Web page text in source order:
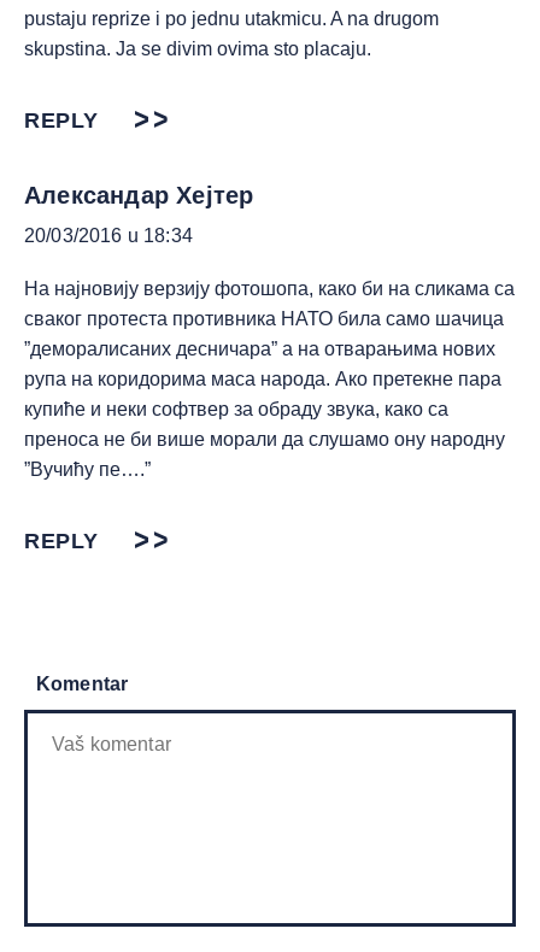
pustaju reprize i po jednu utakmicu. A na drugom
skupstina. Ja se divim ovima sto placaju.
REPLY
Александар Хејтер
20/03/2016 u 18:34
На најновију верзију фотошопа, како би на сликама са
сваког протеста противника НАТО била само шачица
”деморалисаних десничара” а на отварањима нових
рупа на коридорима маса народа. Ако претекне пара
купиће и неки софтвер за обраду звука, како са
преноса не би више морали да слушамо ону народну
”Вучићу пе….”
REPLY
Komentar